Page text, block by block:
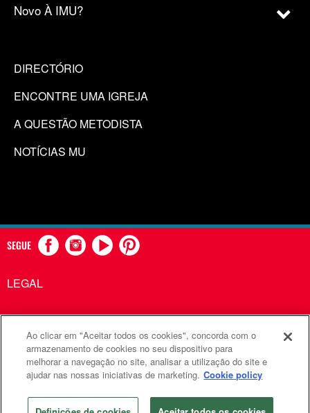
Novo À IMU?
DIRECTÓRIO
ENCONTRE UMA IGREJA
A QUESTÃO METODISTA
NOTÍCIAS MU
SEGUE
LEGAL
Comunicações Metodistas Unidas é uma agência da Igreja
Metodista Unida
©2026 Comunicações Metodistas Unidas. Todos os direitos
reservados
Ao clicar em "Aceitar todos os cookies", concorda com o
armazenamento de cookies no seu dispositivo para
melhorar a navegação no site, analisar a utilização do site e
ajudar nas nossas iniciativas de marketing. Cookie policy